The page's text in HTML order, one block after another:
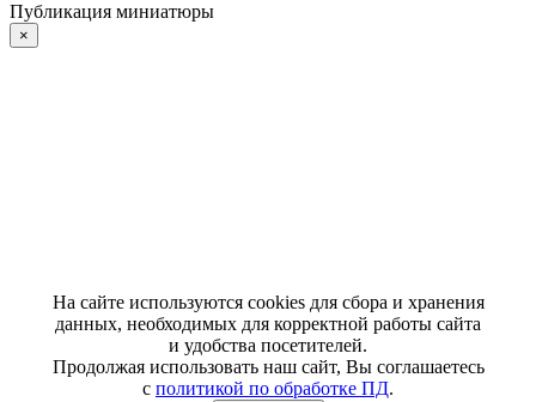
Публикация миниатюры
×
На сайте используются cookies для сбора и хранения
данных, необходимых для корректной работы сайта
и удобства посетителей.
Продолжая использовать наш сайт, Вы соглашаетесь
с политикой по обработке ПД.